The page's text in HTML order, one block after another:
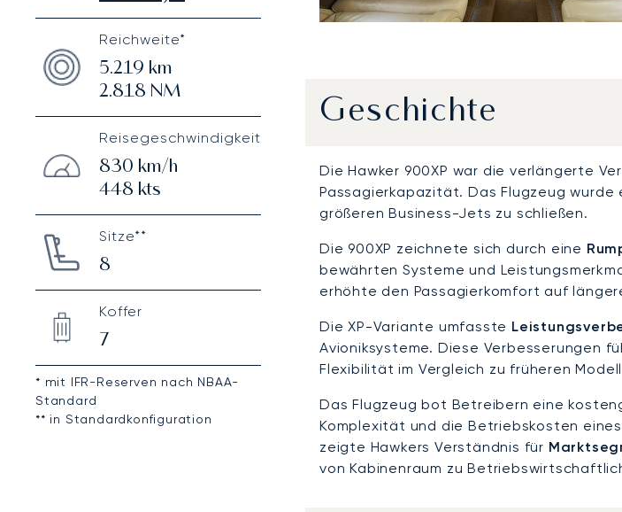
Reichweite*
5.219 km
2.818 NM
Reisegeschwindigkeit
830 km/h
448 kts
Sitze**
8
Koffer
7
* mit IFR-Reserven nach NBAA-
Standard
** in Standardkonfiguration
Geschichte
Die Hawker 900XP war die verlängerte
Passagierkapazität. Das Flugzeug
größeren Business-Jets zu schließen.
Die 900XP zeichnete sich durch eine
bewährten Systeme und
erhöhte den Passagierkomfort auf
Die XP-Variante umfasste
Avioniksysteme. Diese Verbesserungen
Flexibilität im Vergleich zu früheren
Das Flugzeug bot Betreibern eine
Komplexität und die Betriebskosten
zeigte Hawkers Verständnis für
von Kabinenraum zu